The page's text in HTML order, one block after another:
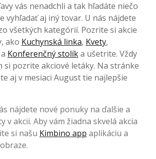
vás nenadchli a tak hľadáte niečo
vyhľadať aj iný tovar. U nás nájdete
všetkých kategórií. Pozrite si akcie
ako Kuchynská linka, Kvety,
a Konferenčný stolíka ušetrite. Vždy
si pozrite akciové letáky. Na stránke
aj v mesiaci August tie najlepšie
nájdete nové ponuky na ďalšie a
v akcii. Aby vám žiadna skvelá akcia
si našu Kimbino app aplikáciu a